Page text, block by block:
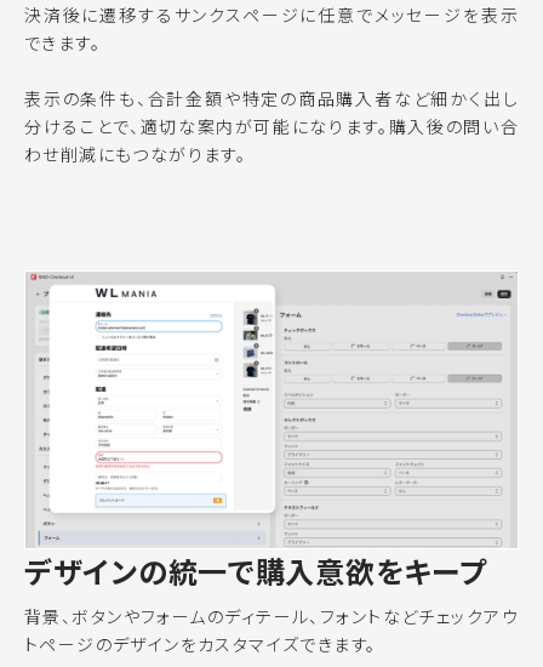
決済後に遷移するサンクスページに任意でメッセージを表示
できます。
表示の条件も、合計金額や特定の商品購入者など細かく出し
分けることで、適切な案内が可能になります。購入後の問い合
わせ削減にもつながります。
デザインの統一で購入意欲をキープ
背景、ボタンやフォームのディテール、フォントなどチェックアウ
トページのデザインをカスタマイズできます。